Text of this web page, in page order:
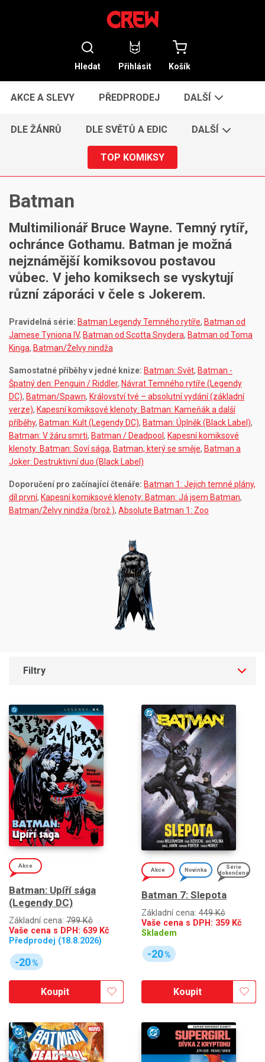
Hledat Přihlásit Košík
AKCE A SLEVY PŘEDPRODEJ DALŠÍ
DLE ŽÁNRŮ DLE SVĚTŮ A EDIC DALŠÍ
TOP KOMIKSY
Batman
Multimilionář Bruce Wayne. Temný rytíř,
ochránce Gothamu. Batman je možná
nejznámější komiksovou postavou
vůbec. V jeho komiksech se vyskytují
různí záporáci v čele s Jokerem.
Pravidelná série: Batman Legendy Temného rytíře, Batman od
Jamese Tyniona IV, Batman od Scotta Snydera, Batman od Toma
Kinga, Batman/Želvy nindža
Samostatné příběhy v jedné knize: Batman: Svět, Batman -
Špatný den: Penguin / Riddler, Návrat Temného rytíře (Legendy
DC), Batman/Spawn, Království tvé – absolutní vydání (základní
verze), Kapesní komiksové klenoty: Batman: Kameňák a další
příběhy, Batman: Kult (Legendy DC), Batman: Úplněk (Black Label),
Batman: V žáru smrti, Batman / Deadpool , Kapesní komiksové
klenoty: Batman: Soví sága, Batman, který se směje, Batman a
Joker: Destruktivní duo (Black Label)
Doporučení pro začínající čtenáře: Batman 1: Jejich temné plány,
díl první, Kapesní komiksové klenoty: Batman: Já jsem Batman,
Batman/Želvy nindža (brož.), Absolute Batman 1: Zoo
Filtry
Akce
Batman: Upíří sága
(Legendy DC)
Základní cena: 799 Kč
Vaše cena s DPH: 639 Kč
Předprodej (18.8.2026)
-20%
Koupit
Akce Novinka
Série
dokončena
Batman 7: Slepota
Základní cena: 449 Kč
Vaše cena s DPH: 359 Kč
Skladem
-20%
Koupit